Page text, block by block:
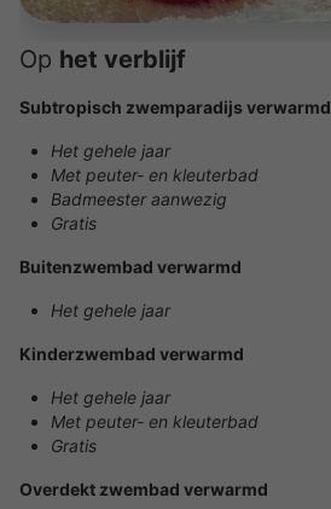
Op het verblijf
Subtropisch zwemparadijs verwarmd
Het gehele jaar
Met peuter- en kleuterbad
Badmeester aanwezig
Gratis
Buitenzwembad verwarmd
Het gehele jaar
Kinderzwembad verwarmd
Het gehele jaar
Met peuter- en kleuterbad
Gratis
Overdekt zwembad verwarmd